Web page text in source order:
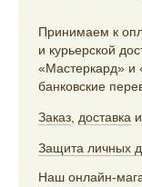
Принимаем к
и курьерской
«Мастеркард»
банковские
Заказ доставка и
Защита личных
Наш онлайн-